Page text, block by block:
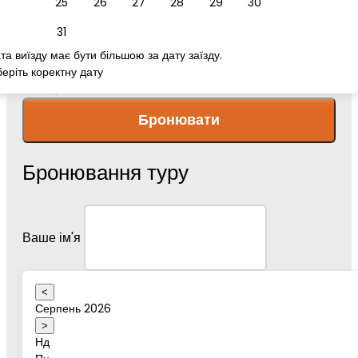
31
виїзду має бути більшою за дату заїзду.
коректну дату
Бронювати
Бронювання туру
Ваше ім'я
<
Серпень 2026
>
Нд
Дата туру